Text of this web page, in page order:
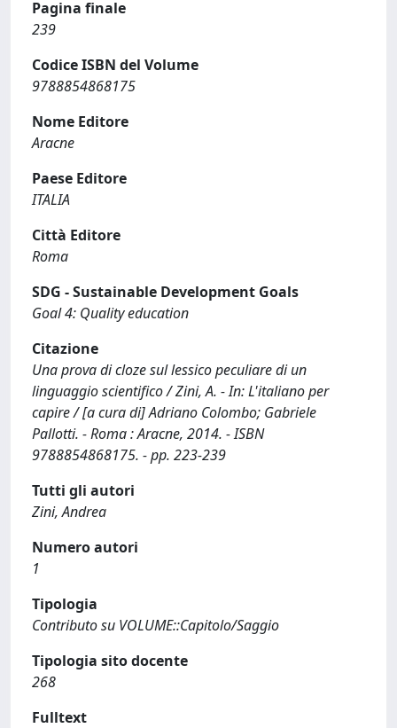
Pagina finale
239
Codice ISBN del Volume
9788854868175
Nome Editore
Aracne
Paese Editore
ITALIA
Città Editore
Roma
SDG - Sustainable Development Goals
Goal 4: Quality education
Citazione
Una prova di cloze sul lessico peculiare di un
linguaggio scientifico / Zini, A. - In: L'italiano per
capire / [a cura di] Adriano Colombo; Gabriele
Pallotti. - Roma : Aracne, 2014. - ISBN
9788854868175. - pp. 223-239
Tutti gli autori
Zini, Andrea
Numero autori
1
Tipologia
Contributo su VOLUME::Capitolo/Saggio
Tipologia sito docente
268
Fulltext